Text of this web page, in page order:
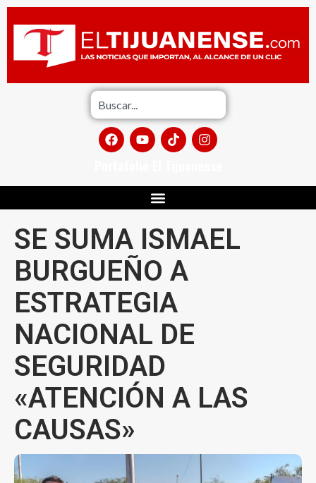
SE SUMA ISMAEL
BURGUEÑO A
ESTRATEGIA
NACIONAL DE
SEGURIDAD
«ATENCIÓN A LAS
CAUSAS»